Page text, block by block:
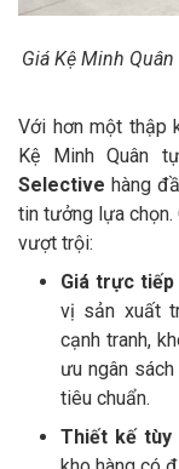
Giá Kệ Minh
Với hơn một thập
Kệ Minh Quân
Selectivehàng
tin tưởng lựa chọn.
vượt trội:
Giá trực
vị sản xuất
cạnh tranh,
ưu ngân
tiêu chuẩn.
Thiết kế